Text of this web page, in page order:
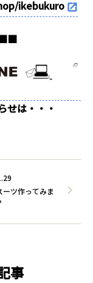
ikebukuro
■■
せは・・・
ーツ作ってみま
事